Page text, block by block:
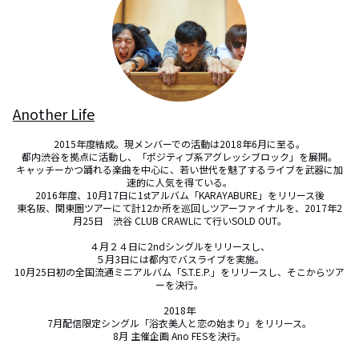
Another Life
2015年度結成。現メンバーでの活動は2018年6月に至る。
都内渋谷を拠点に活動し、「ポジティブ系アグレッシブロック」を展開。
キャッチーかつ踊れる楽曲を中心に、若い世代を魅了するライブを武器に加
速的に人気を得ている。
2016年度、10月17日に1stアルバム「KARAYABURE」をリリース後
東名阪、関東圏ツアーにて計12か所を巡回しツアーファイナルを、2017年2
月25日　渋谷 CLUB CRAWLにて行いSOLD OUT。
４月２４日に2ndシングルをリリースし、
５月3日には都内でバスライブを実施。
10月25日初の全国流通ミニアルバム「S.T.E.P.」をリリースし、そこからツア
ーを決行。
2018年
7月配信限定シングル「浴衣美人と恋の始まり」をリリース。
8月 主催企画 Ano FESを決行。